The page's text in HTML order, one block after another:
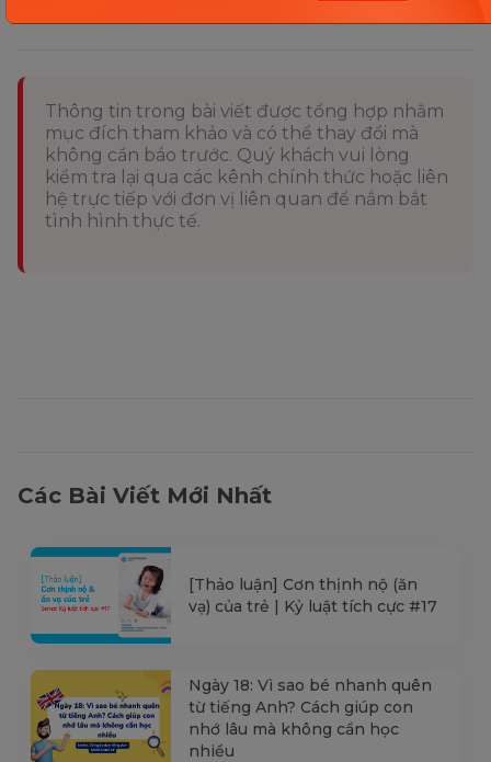
Chia sẻ ngay
Thông tin trong bài viết được tổng hợp nhằm
mục đích tham khảo và có thể thay đổi mà
không cần báo trước. Quý khách vui lòng
kiểm tra lại qua các kênh chính thức hoặc liên
hệ trực tiếp với đơn vị liên quan để nắm bắt
tình hình thực tế.
Các Bài Viết Mới Nhất
[Thảo luận] Cơn thịnh nộ (ăn
vạ) của trẻ | Kỷ luật tích cực #17
Ngày 18: Vì sao bé nhanh quên
từ tiếng Anh? Cách giúp con
nhớ lâu mà không cần học
nhiều